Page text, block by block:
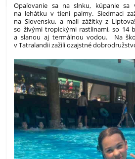
Opaľovanie sa na slnku, kúpanie
na lehátku v tieni palmy. Siedmaci
na Slovensku, a mali zážitky z
so živými tropickými rastlinami, so 14
a slanou aj termálnou vodou. Na
v Tatralandii zažili ozajstné